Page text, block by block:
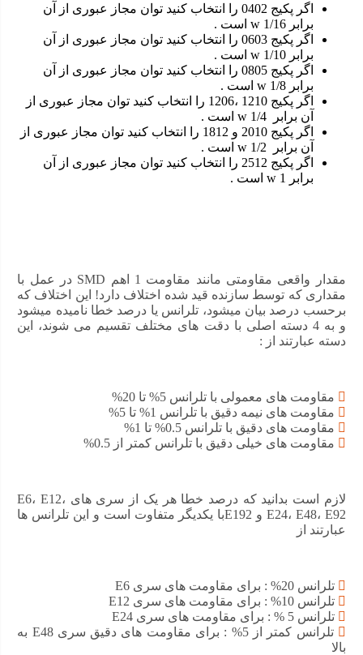
کاربرد مقاومت 2.7 کیلو اهم SMD 1206
تنظیم بهره الکتریکی
میتوان از مقاومت برای محاسبه و تنظیم ثابت زمانی
استفاده کرد
دارد، در مدار هایی که دمای بالایی دارند استفاده نکنید! زیرا با
افزایش دما میزان ناپایدار ی مقاومت و نویز پذیری آن افزایش
می یابد.
ویژگی مقاومت 2.7 کیلو اهم SMD 1206
نوع مقاومت الکتریکی: ثابت
تلرانس مقاومت: 5 %
توان : ¼ وات
اگر پکیج 0402 را انتخاب کنید توان مجاز عبوری از آن
برابر 1/16 w است .
اگر پکیج 0603 را انتخاب کنید توان مجاز عبوری از آن
برابر 1/10 w است .
اگر پکیج 0805 را انتخاب کنید توان مجاز عبوری از آن
برابر 1/8 w است .
اگر پکیج 1210 ،1206 را انتخاب کنید توان مجاز عبوری از
آن برابر 1/4 w است .
اگر پکیج 2010 و 1812 را انتخاب کنید توان مجاز عبوری از
آن برابر 1/2 w است .
اگر پکیج 2512 را انتخاب کنید توان مجاز عبوری از آن
برابر 1 w است .
مقدار واقعی مقاومتی مانند مقاومت 1 اهم SMD در عمل با
مقداری که توسط سازنده قید شده اختلاف دارد! این اختلاف که
برحسب درصد بیان میشود، تلرانس یا درصد خطا نامیده میشود
و به 4 دسته اصلی با دقت های مختلف تقسیم می شوند، این
دسته عبارتند از :
مقاومت های معمولی با تلرانس 5% تا 20%
مقاومت های نیمه دقیق با تلرانس 1% تا 5%
مقاومت های دقیق با تلرانس 0.5% تا 1%
مقاومت های خیلی دقیق با تلرانس کمتر از 0.5%
لازم است بدانید که درصد خطا هر یک از سری های E6، E12،
E24، E48، E92 و E192با یکدیگر متفاوت است و این تلرانس ها
عبارتند از
تلرانس 20% : برای مقاومت های سری E6
تلرانس 10% : برای مقاومت های سری E12
تلرانس 5 % : برای مقاومت های سری E24
تلرانس کمتر از 5% : برای مقاومت های دقیق سری E48 به
بالا